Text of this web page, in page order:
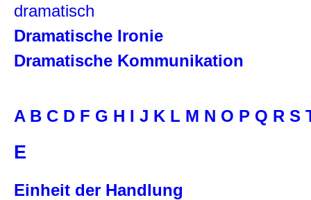
dramatisch
Dramatische Ironie
Dramatische Kommunikation
A B C D F G H I J K L M N O P Q R S
E
Einheit der Handlung